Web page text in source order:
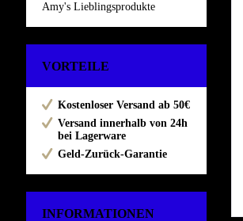
Amy's Lieblingsprodukte
VORTEILE
Kostenloser Versand ab 50€
Versand innerhalb von 24h
bei Lagerware
Geld-Zurück-Garantie
INFORMATIONEN